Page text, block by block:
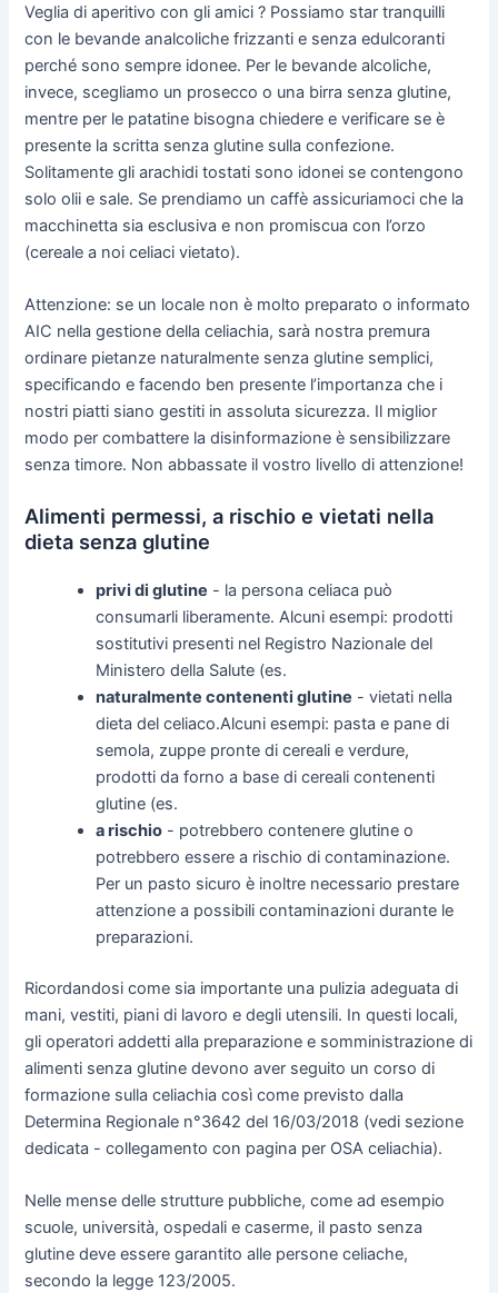
Veglia di aperitivo con gli amici ? Possiamo star tranquilli
con le bevande analcoliche frizzanti e senza edulcoranti
perché sono sempre idonee. Per le bevande alcoliche,
invece, scegliamo un prosecco o una birra senza glutine,
mentre per le patatine bisogna chiedere e verificare se è
presente la scritta senza glutine sulla confezione.
Solitamente gli arachidi tostati sono idonei se contengono
solo olii e sale. Se prendiamo un caffè assicuriamoci che la
macchinetta sia esclusiva e non promiscua con l’orzo
(cereale a noi celiaci vietato).
Attenzione: se un locale non è molto preparato o informato
AIC nella gestione della celiachia, sarà nostra premura
ordinare pietanze naturalmente senza glutine semplici,
specificando e facendo ben presente l’importanza che i
nostri piatti siano gestiti in assoluta sicurezza. Il miglior
modo per combattere la disinformazione è sensibilizzare
senza timore. Non abbassate il vostro livello di attenzione!
Alimenti permessi, a rischio e vietati nella
dieta senza glutine
privi di glutine - la persona celiaca può
consumarli liberamente. Alcuni esempi: prodotti
sostitutivi presenti nel Registro Nazionale del
Ministero della Salute (es.
naturalmente contenenti glutine - vietati nella
dieta del celiaco.Alcuni esempi: pasta e pane di
semola, zuppe pronte di cereali e verdure,
prodotti da forno a base di cereali contenenti
glutine (es.
a rischio - potrebbero contenere glutine o
potrebbero essere a rischio di contaminazione.
Per un pasto sicuro è inoltre necessario prestare
attenzione a possibili contaminazioni durante le
preparazioni.
Ricordandosi come sia importante una pulizia adeguata di
mani, vestiti, piani di lavoro e degli utensili. In questi locali,
gli operatori addetti alla preparazione e somministrazione di
alimenti senza glutine devono aver seguito un corso di
formazione sulla celiachia così come previsto dalla
Determina Regionale n°3642 del 16/03/2018 (vedi sezione
dedicata - collegamento con pagina per OSA celiachia).
Nelle mense delle strutture pubbliche, come ad esempio
scuole, università, ospedali e caserme, il pasto senza
glutine deve essere garantito alle persone celiache,
secondo la legge 123/2005.